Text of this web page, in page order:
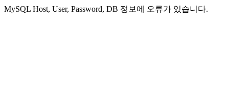
MySQL Host, User, Password, DB 정보에 오류가 있습니다.